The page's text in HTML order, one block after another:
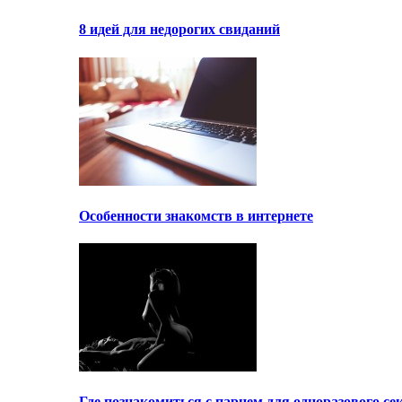
8 идей для недорогих свиданий
Особенности знакомств в интернете